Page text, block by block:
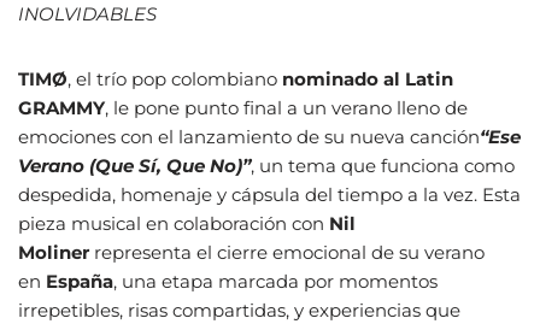
INOLVIDABLES
TIMØ, el trío pop colombiano nominado al Latin
GRAMMY, le pone punto final a un verano lleno de
emociones con el lanzamiento de su nueva canción“Ese
Verano (Que Sí, Que No)”, un tema que funciona como
despedida, homenaje y cápsula del tiempo a la vez. Esta
pieza musical en colaboración con Nil
Moliner representa el cierre emocional de su verano
en España, una etapa marcada por momentos
irrepetibles, risas compartidas, y experiencias que